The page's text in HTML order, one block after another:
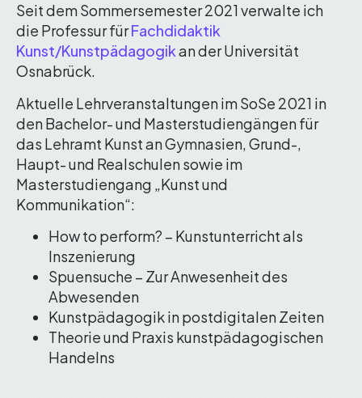
Seit dem Sommersemester 2021 verwalte ich
die Professur fürFachdidaktik
Kunst/Kunstpädagogikan der Universität
Osnabrück.
Aktuelle Lehrveranstaltungen im SoSe 2021 in
den Bachelor- und Masterstudiengängen für
das Lehramt Kunst an Gymnasien, Grund-,
Haupt- und Realschulen sowie im
Masterstudiengang „Kunst und
Kommunikation“:
How to perform? – Kunstunterricht als
Inszenierung
Spuensuche – Zur Anwesenheit des
Abwesenden
Kunstpädagogik in postdigitalen Zeiten
Theorie und Praxis kunstpädagogischen
Handelns